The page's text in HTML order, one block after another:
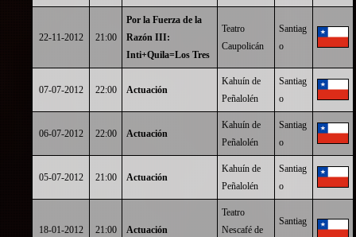
22-11-2012 21:00
Por la Fuerza de la
Razón III:
Inti+Quila=Los Tres
Teatro
Caupolicán
Santiag
o
07-07-2012 22:00 Actuación
Kahuín de
Peñalolén
Santiag
o
06-07-2012 22:00 Actuación
Kahuín de
Peñalolén
Santiag
o
05-07-2012 21:00 Actuación
Kahuín de
Peñalolén
Santiag
o
18-01-2012 21:00 Actuación
Teatro
Nescafé de
Santiag